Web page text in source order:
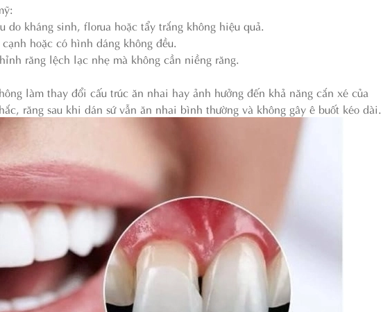
do kháng sinh, florua hoặc tẩy trắng không hiệu quả.
hoặc có hình dáng không đều.
răng lệch lạc nhẹ mà không cần niềng răng.
làm thay đổi cấu trúc ăn nhai hay ảnh hưởng đến khả năng cắn xé của
răng sau khi dán sứ vẫn ăn nhai bình thường và không gây ê buốt kéo dài.